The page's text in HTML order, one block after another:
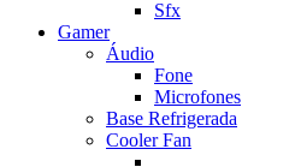
Sfx
Gamer
Áudio
Fone
Microfones
Base Refrigerada
Cooler Fan